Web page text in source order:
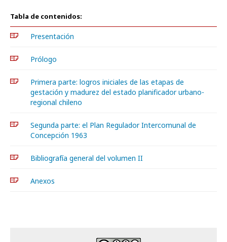
Tabla de contenidos:
Presentación
Prólogo
Primera parte: logros iniciales de las etapas de
gestación y madurez del estado planificador urbano-
regional chileno
Segunda parte: el Plan Regulador Intercomunal de
Concepción 1963
Bibliografía general del volumen II
Anexos